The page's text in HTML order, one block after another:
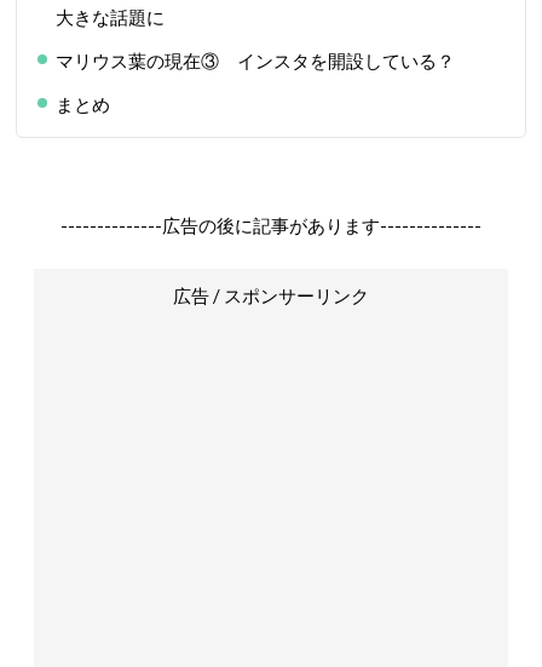
大きな話題に
マリウス葉の現在③ インスタを開設している？
まとめ
--------------広告の後に記事があります--------------
広告 / スポンサーリンク